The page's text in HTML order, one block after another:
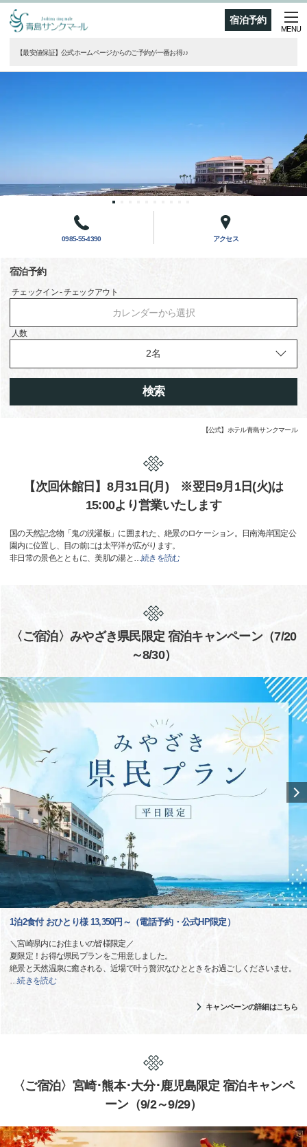
宿泊予約
MENU
【最安値保証】公式ホームページからのご予約が一番お得♪♪
0985-55-4390 アクセス
宿泊予約
チェックイン - チェックアウト
カレンダーから選択
人数
検索
【公式】ホテル青島サンクマール
【次回休館日】8月31日(月) ※翌日9月1日(火)は
15:00より営業いたします
国の天然記念物「鬼の洗濯板」に囲まれた、絶景のロケーション。日南海岸国定公
園内に位置し、目の前には太平洋が広がります。
非日常の景色とともに、美肌の湯と …続きを読む
〈ご宿泊〉みやざき県民限定 宿泊キャンペーン（7/20
～8/30）
1泊2食付 おひとり様 13,350円～（電話予約・公式HP限定）
＼宮崎県内にお住まいの皆様限定／
夏限定！お得な県民プランをご用意しました。
絶景と天然温泉に癒される、近場で叶う贅沢なひとときをお過ごしくださいませ。
…続きを読む
キャンペーンの詳細はこちら
〈ご宿泊〉宮崎･熊本･大分･鹿児島限定 宿泊キャンペ
ーン（9/2～9/29）